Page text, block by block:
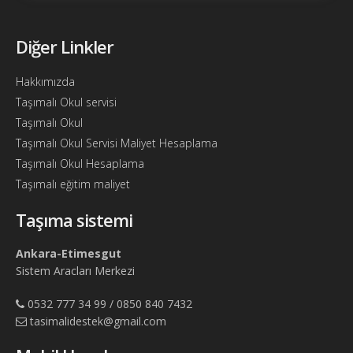
Bul
Ajandam
İletişim
Diğer Linkler
Hakkımızda
Taşımalı Okul servisi
Taşımalı Okul
Taşımalı Okul Servisi Maliyet Hesaplama
Taşımalı Okul Hesaplama
Taşımalı eğitim maliyet
Taşıma sistemi
Ankara-Etimesgut
Sistem Aracları Merkezi
0532 777 34 99 / 0850 840 7432
tasimalidestek@gmail.com